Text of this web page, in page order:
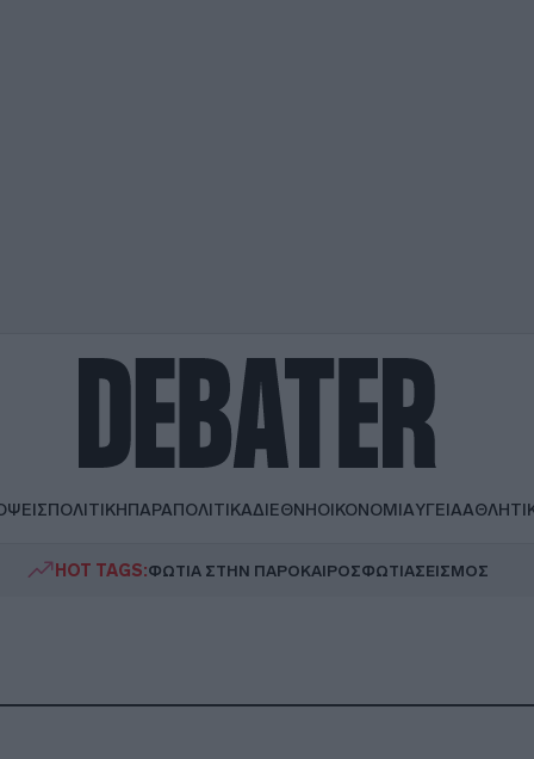
ΠΟΛΙΤΙΚΗΠΑΡΑΠΟΛΙΤΙΚΑΔΙΕΘΝΗΟΙΚΟΝΟΜΙΑΥΓΕΙΑ
HOT TAGS:ΦΩΤΙΑ ΣΤΗΝ ΠΑΡΟΚΑΙΡΟΣΦΩΤΙΑΣΕΙΣΜΟΣ